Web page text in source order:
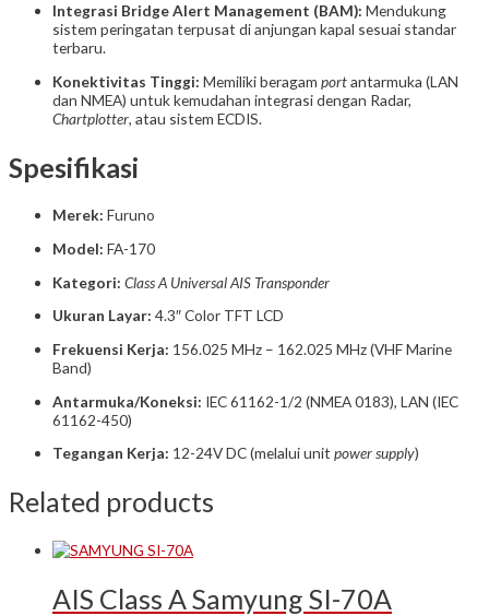
Integrasi Bridge Alert Management (BAM): Mendukung
sistem peringatan terpusat di anjungan kapal sesuai standar
terbaru.
Konektivitas Tinggi: Memiliki beragam portantarmuka (LAN
dan NMEA) untuk kemudahan integrasi dengan Radar,
Chartplotter, atau sistem ECDIS.
Spesifikasi
Merek: Furuno
Model: FA-170
Kategori: Class A Universal AIS Transponder
Ukuran Layar: 4.3″ Color TFT LCD
Frekuensi Kerja: 156.025 MHz – 162.025 MHz (VHF Marine
Band)
Antarmuka/Koneksi: IEC 61162-1/2 (NMEA 0183), LAN (IEC
61162-450)
Tegangan Kerja: 12-24V DC (melalui unit power supply)
Related products
AIS Class A Samyung SI-70A